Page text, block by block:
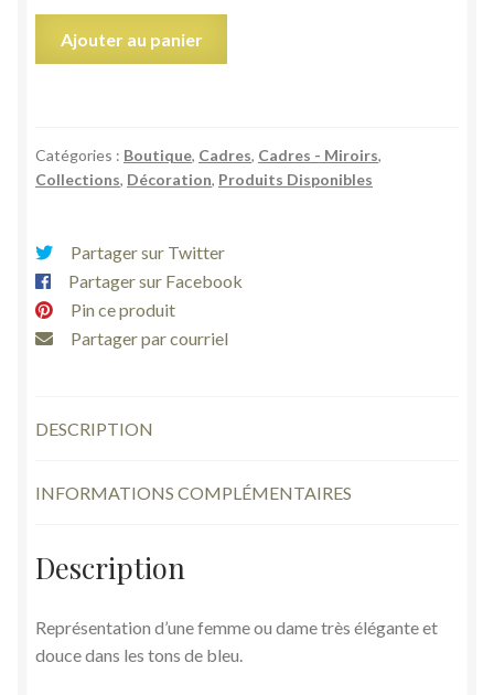
portrait
médaillon
élégante
sur
ivoire
ancien
Ajouter au panier
Catégories : Boutique, Cadres, Cadres - Miroirs,
Collections, Décoration, Produits Disponibles
Partager sur Twitter
Partager sur Facebook
Pin ce produit
Partager par courriel
DESCRIPTION
INFORMATIONS COMPLÉMENTAIRES
Description
Représentation d’une femme ou dame très élégante et
douce dans les tons de bleu.